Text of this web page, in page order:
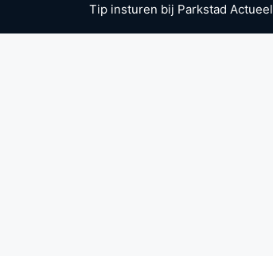
Tip insturen bij Parkstad Actueel